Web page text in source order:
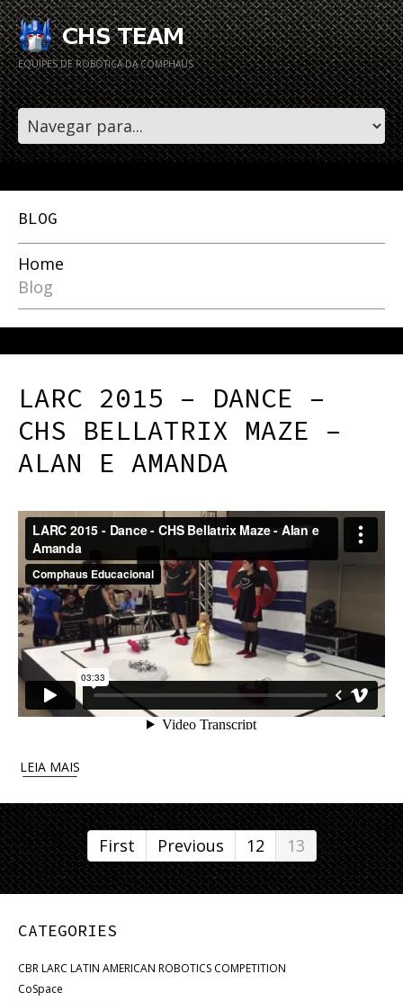
EQUIPES DE ROBÓTICA DA COMPHAUS
BLOG
Home
Blog
LARC 2015 – DANCE –
CHS BELLATRIX MAZE –
ALAN E AMANDA
LEIA MAIS
First Previous 12 13
CATEGORIES
CBR LARC LATIN AMERICAN ROBOTICS COMPETITION
CoSpace